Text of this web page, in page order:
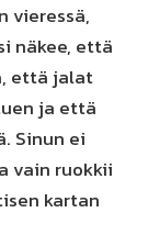
vieressä,
näkee, että
että jalat
ja että
Sinun ei
vain ruokkii
kartan